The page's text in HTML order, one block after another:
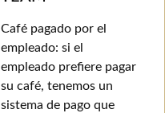
Café pagado por el
empleado: si el
empleado prefiere pagar
su café, tenemos un
sistema de pago que